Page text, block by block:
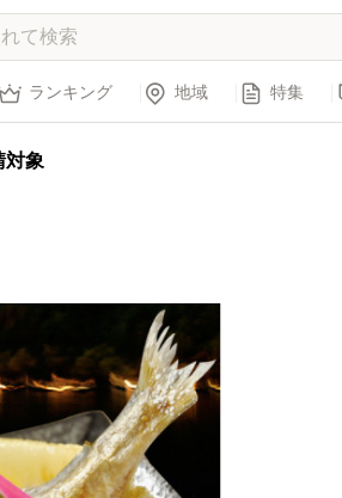
ランキング 地域 特集
対象